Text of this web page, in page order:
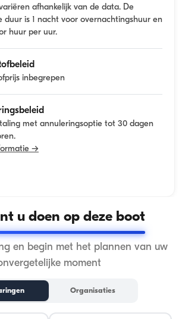
afhankelijk van de data. De
duur is 1 nacht voor overnachtingshuur en
huur per uur.
inbegrepen
met annuleringsoptie tot 30 dagen
→
u doen op deze boot
en begin met het plannen van uw
moment
Organisaties